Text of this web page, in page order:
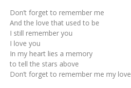
Don’t forget to remember me
And the love that used to be
I still remember you
I love you
In my heart lies a memory
to tell the stars above
Don’t forget to remember me my love